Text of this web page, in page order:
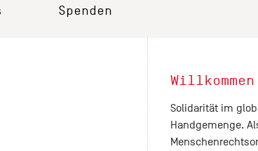
Spenden
Solidarität im
Handgemenge.